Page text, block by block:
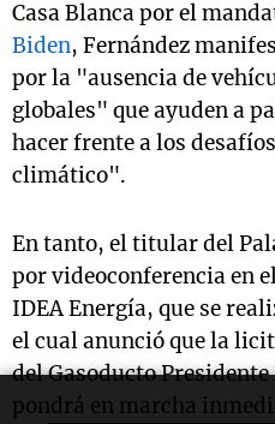
Casa Blanca por el
Biden, Fernández
por la "ausencia de
globales" que ayuden a
hacer frente a los
climático".
En tanto, el titular del
por videoconferencia en
IDEA Energía, que se
el cual anunció que la
del Gasoducto
pondrá en marcha